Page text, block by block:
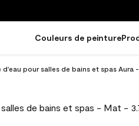
Couleurs de peinture
pour salles de bains et spas Aura